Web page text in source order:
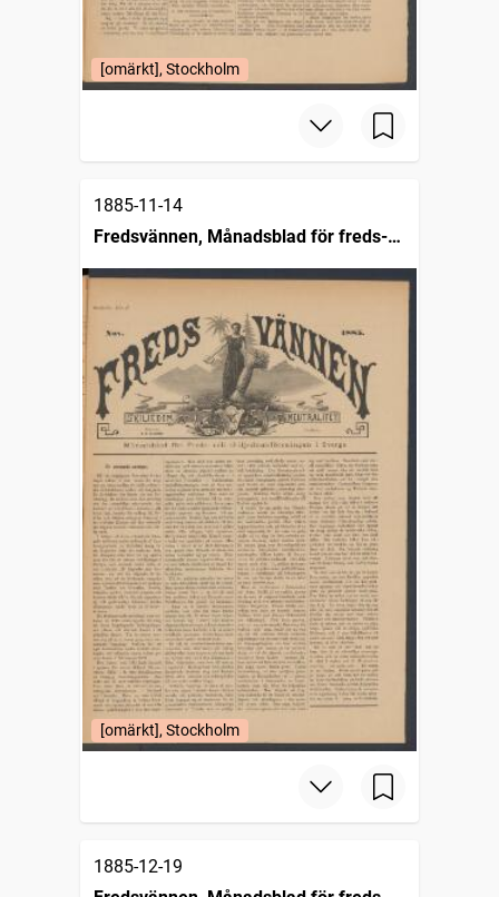
[omärkt], Stockholm
1885-11-14
Fredsvännen, Månadsblad för freds-
[omärkt], Stockholm
1885-12-19